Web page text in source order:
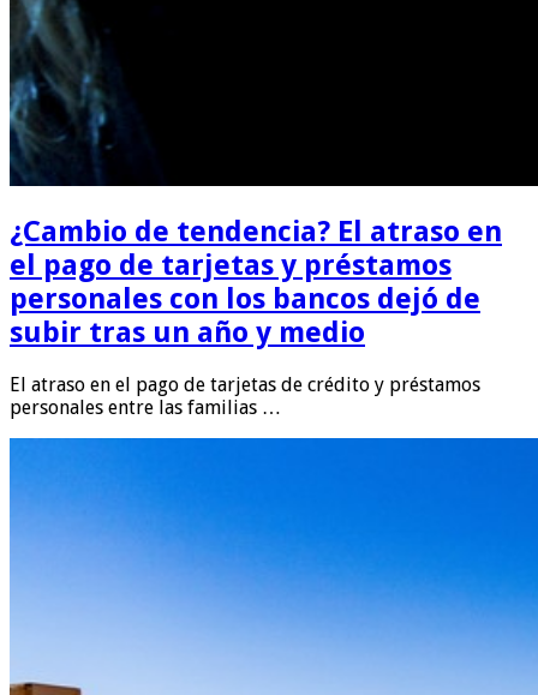
¿Cambio de tendencia? El atraso en
el pago de tarjetas y préstamos
personales con los bancos dejó de
subir tras un año y medio
El atraso en el pago de tarjetas de crédito y préstamos
personales entre las familias …